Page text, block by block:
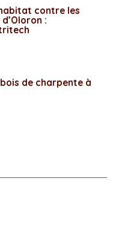
contre les
:
de charpente à